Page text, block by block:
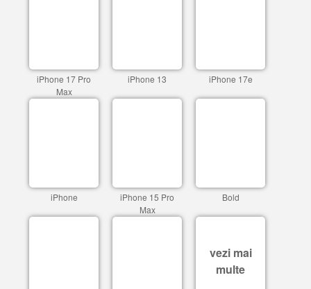
iPhone 17 Pro
Max
iPhone 13 iPhone 17e
iPhone
iPhone 15 Pro
Max
Bold
vezi mai
multe